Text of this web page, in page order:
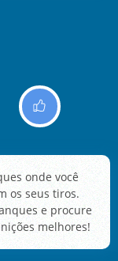
onde você
os seus tiros.
e procure
melhores!